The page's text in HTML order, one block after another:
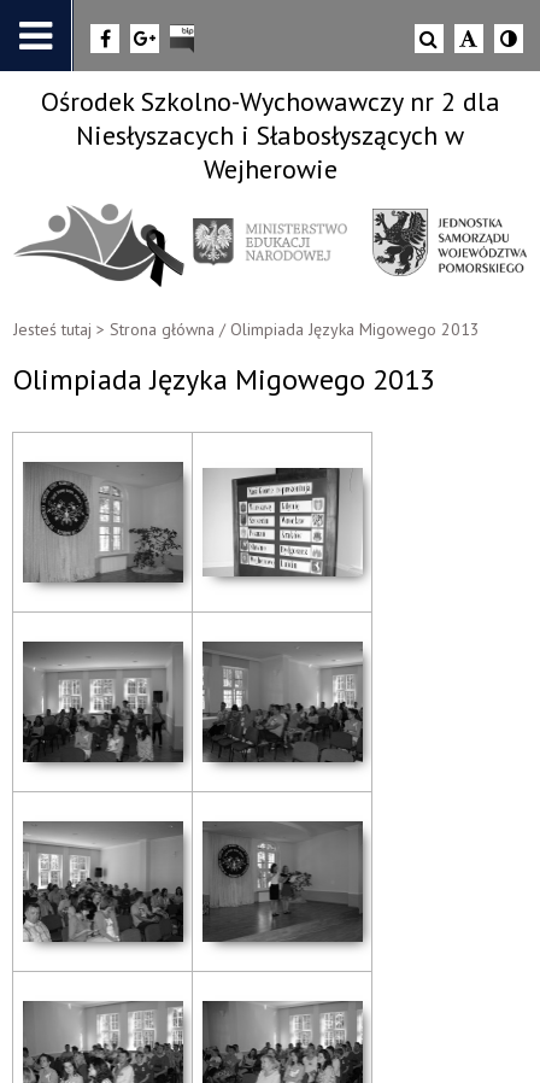
Ośrodek Szkolno-Wychowawczy nr 2 dla
Niesłyszacych i Słabosłyszących w
Wejherowie
Jesteś tutaj >Strona główna / Olimpiada Języka Migowego 2013
Olimpiada Języka Migowego 2013